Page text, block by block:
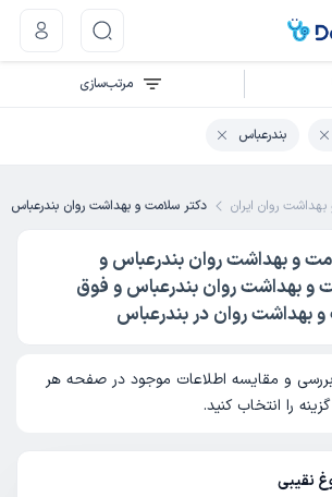
روان ایران دکتر سلامت و بهداشت روان بندرعباس
و بهداشت روان بندرعباس و
بهداشت روان بندرعباس و فوق
روان در بندرعباس
بررسی و مقایسه اطلاعات موجود در صفحه هر
را انتخاب کنید.
نقیبی
مرتب‌سازی
بندرعباس